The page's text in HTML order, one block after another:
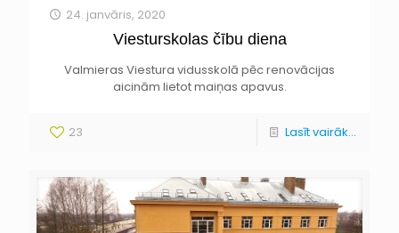
24. janvāris, 2020
Viesturskolas čību diena
Valmieras Viestura vidusskolā pēc renovācijas
aicinām lietot maiņas apavus.
23 Lasīt vairāk...